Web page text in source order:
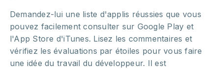
Demandez-lui une liste d'applis réussies que vous
pouvez facilement consulter sur Google Play et
l'App Store d'iTunes. Lisez les commentaires et
vérifiez les évaluations par étoiles pour vous faire
une idée du travail du développeur. Il est